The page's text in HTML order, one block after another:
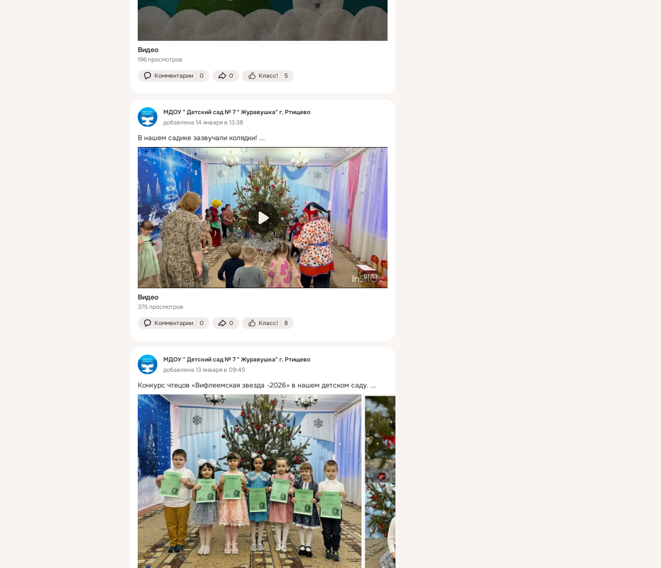
Видео
196 просмотров
Комментарии 0 0 Класс! 5
МДОУ " Детский сад № 7 " Журавушка" г. Ртищево
добавлена 14 января в 13:38
В нашем садике зазвучали колядки! ...
01:53
Видео
375 просмотров
Комментарии 0 0 Класс! 8
МДОУ " Детский сад № 7 " Журавушка" г. Ртищево
добавлена 13 января в 09:45
Конкурс чтецов «Вифлеемская звезда -2026» в нашем детском саду. ...